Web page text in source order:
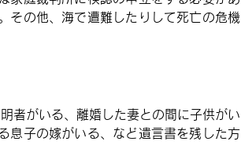
その他、海で遭難したりして死亡の危機
者がいる、離婚した妻との間に子供がい
息子の嫁がいる、など遺言書を残した方